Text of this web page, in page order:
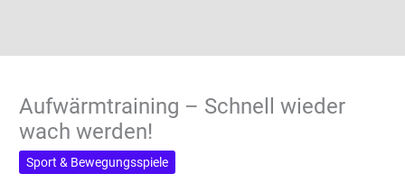
Aufwärmtraining – Schnell wieder
wach werden!
Sport & Bewegungsspiele